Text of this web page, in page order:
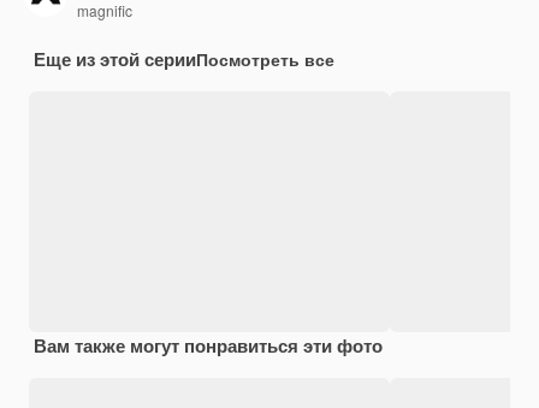
magnific
Еще из этой серииПосмотреть все
Вам также могут понравиться эти фото